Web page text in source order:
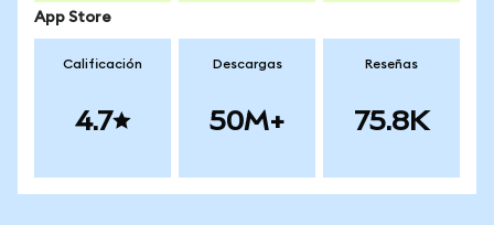
App Store
Calificación
4.7
Descargas
50M+
Reseñas
75.8K